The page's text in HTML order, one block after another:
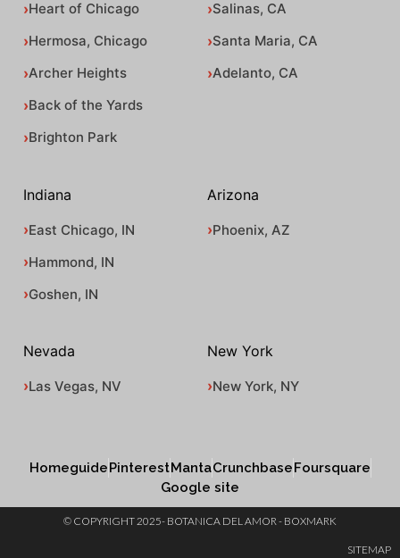
Heart of Chicago
Hermosa, Chicago
Archer Heights
Back of the Yards
Brighton Park
Salinas, CA
Santa Maria, CA
Adelanto, CA
Indiana
East Chicago, IN
Hammond, IN
Goshen, IN
Arizona
Phoenix, AZ
Nevada
Las Vegas, NV
New York
New York, NY
Homeguide PinterestMantaCrunchbase Foursquare
Google site
© COPYRIGHT 2025- BOTANICA DEL AMOR - BOXMARK
SITEMAP